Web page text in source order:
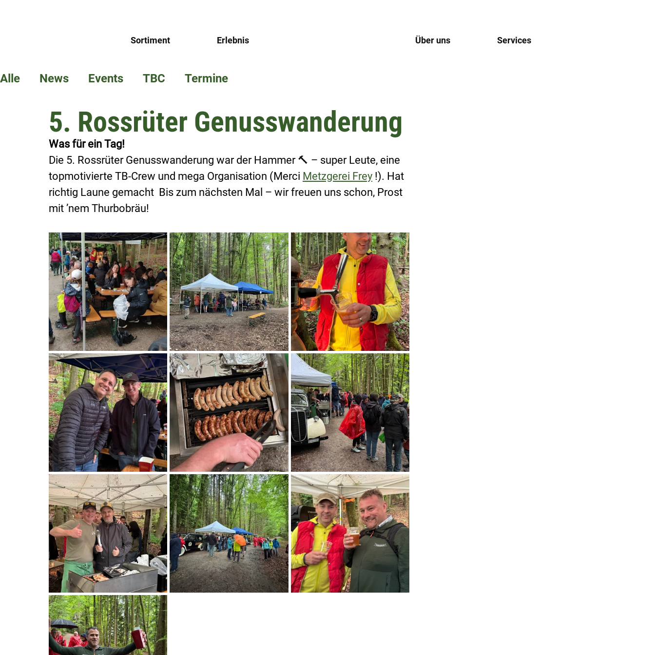
Sortiment Erlebnis Über uns Services
Alle News Events TBC Termine
5. Rossrüter Genusswanderung
Was für ein Tag!
Die 5. Rossrüter Genusswanderung war der Hammer 🔨 – super Leute, eine
topmotivierte TB-Crew und mega Organisation (Merci Metzgerei Frey !). Hat
richtig Laune gemacht  Bis zum nächsten Mal – wir freuen uns schon, Prost
mit ’nem Thurbobräu!